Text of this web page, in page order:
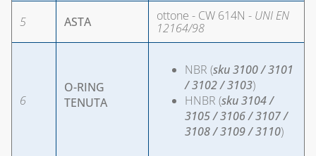
5 ASTA ottone - CW 614N - UNI EN
12164/98
6
O-RING
TENUTA
NBR (sku 3100 / 3101
/ 3102 / 3103)
HNBR (sku 3104 /
3105 / 3106 / 3107 /
3108 / 3109 / 3110)